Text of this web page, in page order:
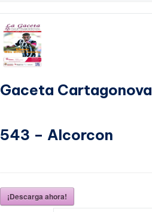
Gaceta Cartagonova
543 – Alcorcon
¡Descarga ahora!